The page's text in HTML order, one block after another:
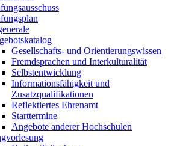
Gesellschafts- und Orientierungswissen
Fremdsprachen und Interkulturalität
Selbstentwicklung
Informationsfähigkeit und
Zusatzqualifikationen
Reflektiertes Ehrenamt
Starttermine
Angebote anderer Hochschulen